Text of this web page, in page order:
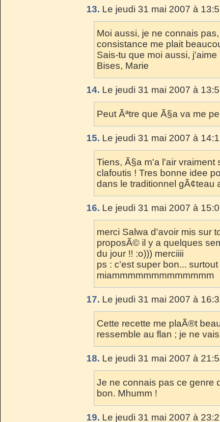
13. Le jeudi 31 mai 2007 à
Moi aussi, je ne connais
consistance me plait
Sais-tu que moi aussi,
Bises, Marie
14. Le jeudi 31 mai 2007 à
Peut Ãªtre que Ã§a va me
15. Le jeudi 31 mai 2007 à
Tiens, Ã§a m'a l'air vraiment
clafoutis ! Tres bonne idee
dans le traditionnel gÃ¢teau
16. Le jeudi 31 mai 2007 à
merci Salwa d'avoir mis sur
proposÃ© il y a quelques
du jour !! :o))) merciiii
ps : c'est super bon...
miammmmmmmmmmmmm
17. Le jeudi 31 mai 2007 à
Cette recette me plaÃ®t
ressemble au flan ; je ne
18. Le jeudi 31 mai 2007 à
Je ne connais pas ce genre
bon. Mhumm !
19. Le jeudi 31 mai 2007 à